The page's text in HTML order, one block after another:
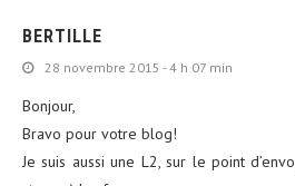
BERTILLE
28 novembre 2015 - 4 h 07 min
Bonjour,
Bravo pour votre blog!
Je suis aussi une L2, sur le point